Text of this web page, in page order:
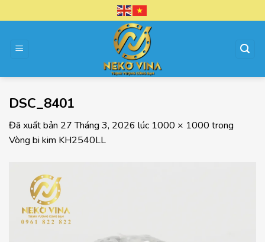
đến
dung
DSC_8401
Đã xuất bản 27 Tháng 3, 2026 lúc 1000 × 1000 trong
Vòng bi kim KH2540LL